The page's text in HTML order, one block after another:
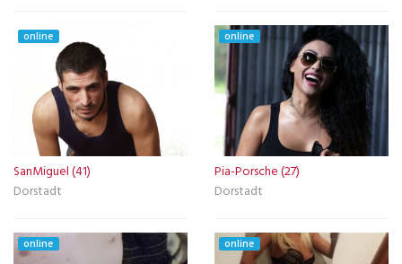
online
SanMiguel (41)
Dorstadt
online
Pia-Porsche (27)
Dorstadt
online online